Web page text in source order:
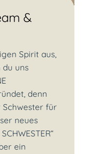
&
Spirit aus,
du uns
denn
für
neues
ein